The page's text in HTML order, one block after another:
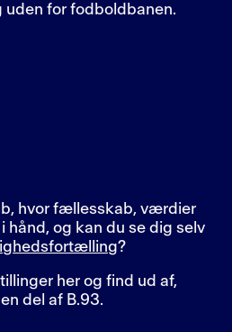
uden for fodboldbanen.
hvor fællesskab, værdier
hånd, og kan du se dig selv
?
her og find ud af,
del af B.93.